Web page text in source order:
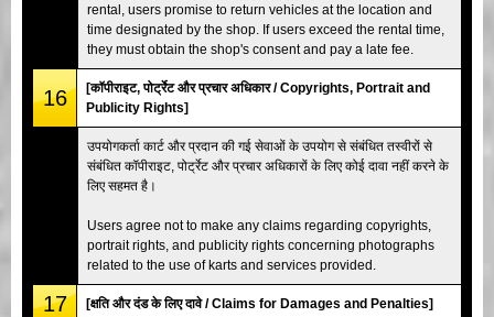
rental, users promise to return vehicles at the location and
time designated by the shop. If users exceed the rental time,
they must obtain the shop's consent and pay a late fee.
16
[कॉपीराइट, पोर्ट्रेट और प्रचार अधिकार / Copyrights, Portrait and
Publicity Rights]
उपयोगकर्ता कार्ट और प्रदान की गई सेवाओं के उपयोग से संबंधित तस्वीरों से
संबंधित कॉपीराइट, पोर्ट्रेट और प्रचार अधिकारों के लिए कोई दावा नहीं करने के
लिए सहमत है।
Users agree not to make any claims regarding copyrights,
portrait rights, and publicity rights concerning photographs
related to the use of karts and services provided.
17 [क्षति और दंड के लिए दावे / Claims for Damages and Penalties]